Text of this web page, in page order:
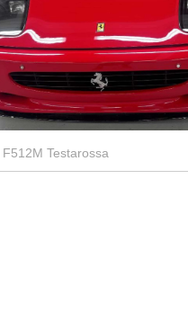
Testarossa